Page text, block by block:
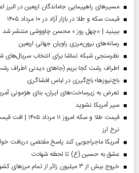
مسیر‌های راهپیمایی جاماندگان اربعین در البرز
قیمت سکه و طلا در بازار آزاد در ۱۰ مرداد ۱۴۰۵
ببینید | «چهل روز » محسن چاووشی منتشر شد
رسانه‌های برون‌مرزی راویان جهانی اربعین
نظرسنجی شبکه تماشا برای انتخاب
اطراف رشت کجا بریم (جاهای دیدنی اطراف
باج‌نیوزها؛ باج‌گیری در لباس افشاگری
تعرض به زیرساخت‌های ایران، بنای هژمونی
سپر آمریکا نشوید
قیمت طلا و سکه
نرخ ارز
آمریکا ماجراجویی کند پاسخ مقتضی دریافت
عشق به حسین (ع) تا لحظه شهادت
خروج بیش از ۳ میلیون زائر از تمام مرز‌های کشور